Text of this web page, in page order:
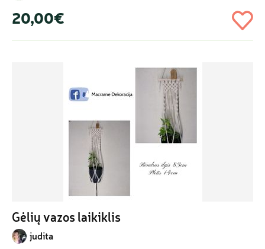
20,00€
Gėlių vazos laikiklis
judita